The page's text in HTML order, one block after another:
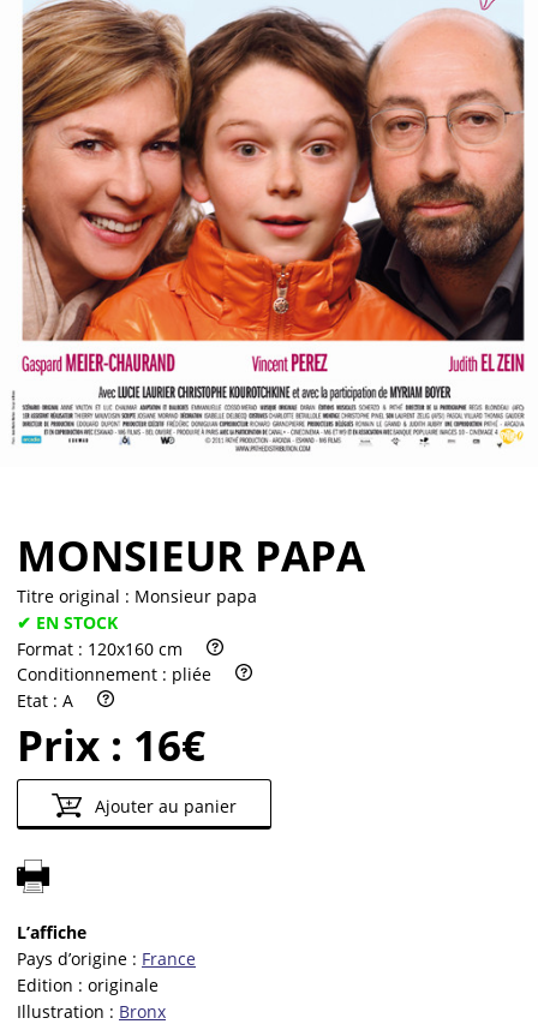
Vendre
MONSIEUR PAPA
Titre original : Monsieur papa
✔ EN STOCK
Format : 120x160 cm
Conditionnement : pliée
Etat : A
Prix : 16€
Ajouter au panier
L’affiche
Pays d’origine : France
Edition : originale
Illustration : Bronx